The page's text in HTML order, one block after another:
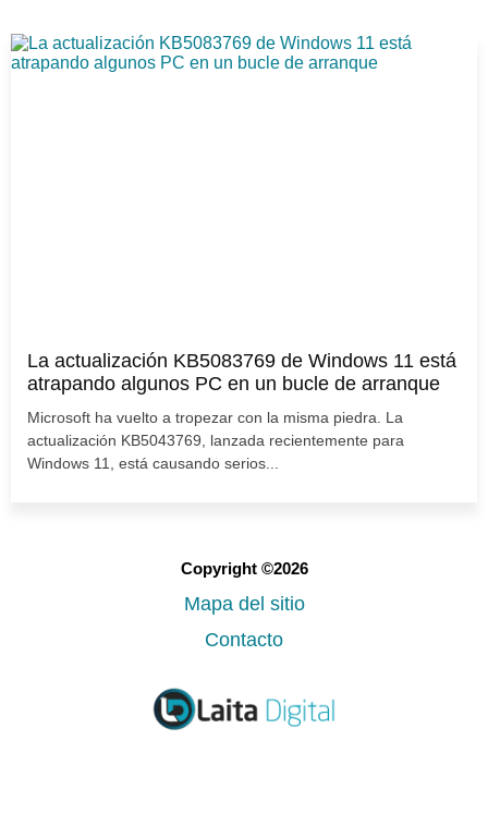
La actualización KB5083769 de Windows 11 está
atrapando algunos PC en un bucle de arranque
Microsoft ha vuelto a tropezar con la misma piedra. La
actualización KB5043769, lanzada recientemente para
Windows 11, está causando serios...
Copyright ©2026
Mapa del sitio
Contacto